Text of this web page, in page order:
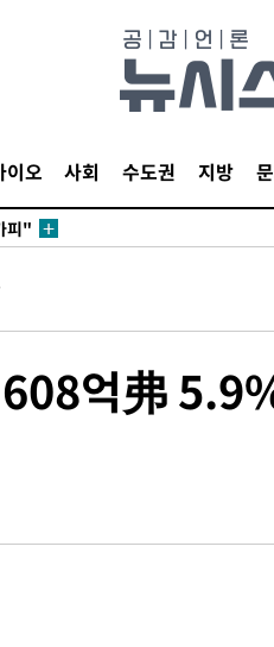
이오 사회 수도권 지방
까
수
취
608억弗